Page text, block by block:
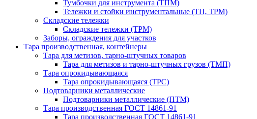
Тумбочки для инструмента (ТПМ)
Тележки и стойки инструментальные (ТП, ТРМ)
Складские тележки
Складские тележки (ТРМ)
Заборы, ограждения для участков
Тара производственная, контейнеры
Тара для метизов, тарно-штучных товаров
Тара для метизов и тарно-штучных грузов (ТМП)
Тара опрокидывающаяся
Тара опрокидывающаяся (ТРС)
Подтоварники металлические
Подтоварники металлические (ПТМ)
Тара производственная ГОСТ 14861-91
Тара производственная ГОСТ 14861-91